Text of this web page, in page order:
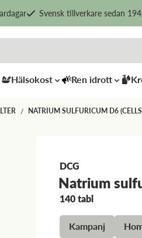
Svensk tillverkare sedan
Hälsokost Ren idrott
/ NATRIUM SULFURICUM D6
DCG
Natrium
140 tabl
Kampanj
D6